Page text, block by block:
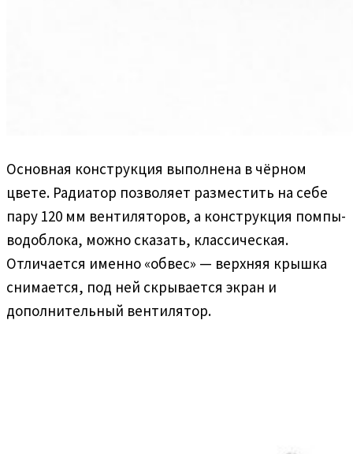
Основная конструкция выполнена в чёрном
цвете. Радиатор позволяет разместить на себе
пару 120 мм вентиляторов, а конструкция помпы-
водоблока, можно сказать, классическая.
Отличается именно «обвес» — верхняя крышка
снимается, под ней скрывается экран и
дополнительный вентилятор.